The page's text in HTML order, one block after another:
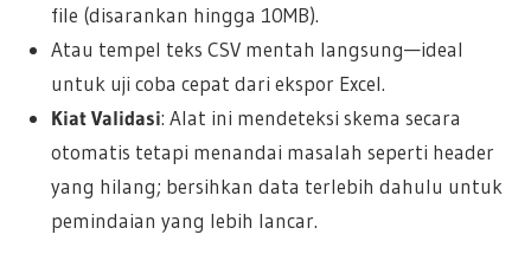
file (disarankan hingga 10MB).
Atau tempel teks CSV mentah langsung—ideal
untuk uji coba cepat dari ekspor Excel.
Kiat Validasi: Alat ini mendeteksi skema secara
otomatis tetapi menandai masalah seperti header
yang hilang; bersihkan data terlebih dahulu untuk
pemindaian yang lebih lancar.